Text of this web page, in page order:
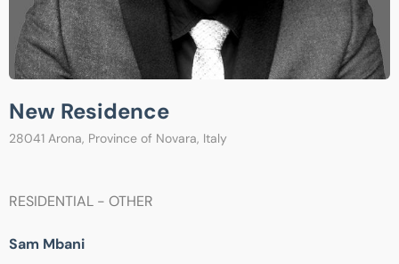
New Residence
28041 Arona, Province of Novara, Italy
RESIDENTIAL - OTHER
Sam Mbani